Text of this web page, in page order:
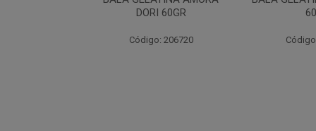
60GR
Código: 206717